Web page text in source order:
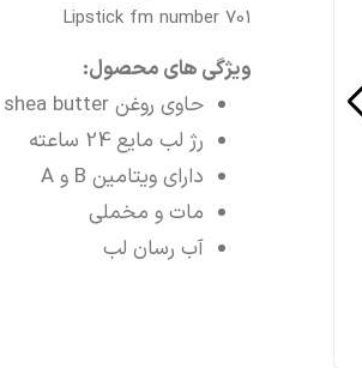
Lipstick fm number 701
ویژگی های محصول:
حاوی روغن shea butter
رژ لب مایع 24 ساعته
دارای ویتامین B و A
مات و مخملی
آب رسان لب